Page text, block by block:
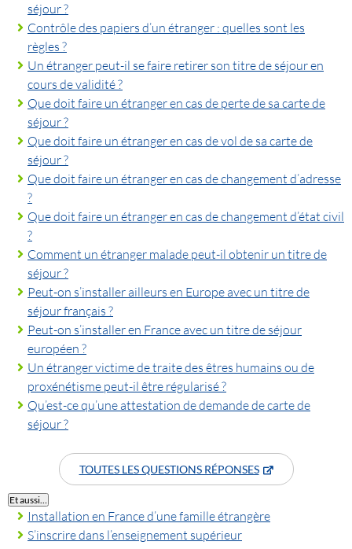
séjour ?
Contrôle des papiers d’un étranger : quelles sont les
règles ?
Un étranger peut-il se faire retirer son titre de séjour en
cours de validité ?
Que doit faire un étranger en cas de perte de sa carte de
séjour ?
Que doit faire un étranger en cas de vol de sa carte de
séjour ?
Que doit faire un étranger en cas de changement d’adresse
?
Que doit faire un étranger en cas de changement d’état civil
?
Comment un étranger malade peut-il obtenir un titre de
séjour ?
Peut-on s’installer ailleurs en Europe avec un titre de
séjour français ?
Peut-on s’installer en France avec un titre de séjour
européen ?
Un étranger victime de traite des êtres humains ou de
proxénétisme peut-il être régularisé ?
Qu’est-ce qu’une attestation de demande de carte de
séjour ?
TOUTES LES QUESTIONS RÉPONSES
Et aussi…
Installation en France d’une famille étrangère
S’inscrire dans l’enseignement supérieur